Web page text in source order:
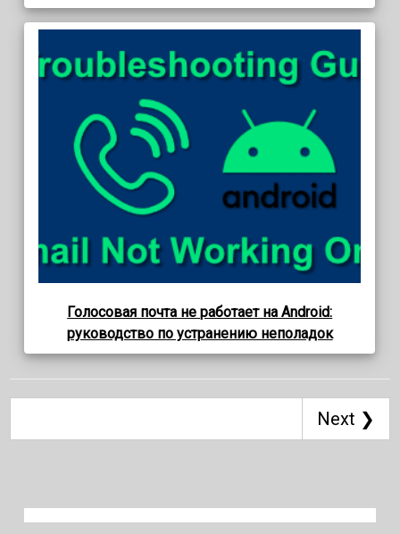
Голосовая почта не работает на Android:
руководство по устранению неполадок
Next ❯